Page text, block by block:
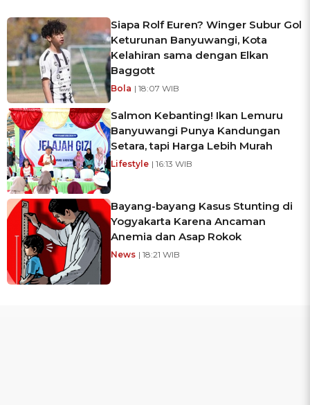
Siapa Rolf Euren? Winger Subur Gol
Keturunan Banyuwangi, Kota
Kelahiran sama dengan Elkan
Baggott
Bola | 18:07 WIB
Salmon Kebanting! Ikan Lemuru
Banyuwangi Punya Kandungan
Setara, tapi Harga Lebih Murah
Lifestyle | 16:13 WIB
Bayang-bayang Kasus Stunting di
Yogyakarta Karena Ancaman
Anemia dan Asap Rokok
News | 18:21 WIB